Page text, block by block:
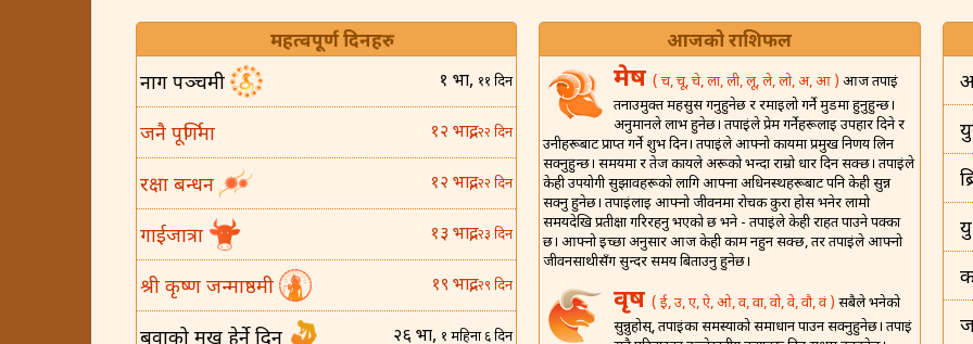
आजको राशिफल
मेष( च, चू, चे, ला, ली, लू, ले, लो, अ, आ )आज तपाईं
तनाउमुक्त महसुस गर्नुहुनेछ र रमाइलो गर्ने मुडमा हुनुहुन्छ।
अनुमानले लाभ हुनेछ। तपाईंले प्रेम गर्नेहरूलाई उपहार दिने र
उनीहरूबाट प्राप्त गर्ने शुभ दिन। तपाईंले आफ्नो कार्यमा प्रमुख निर्णय लिन
सक्नुहुन्छ। समयमा र तेज कार्यले अरूको भन्दा राम्रो धार दिन सक्छ। तपाईंले
केही उपयोगी सुझावहरूको लागि आफ्ना अधिनस्थहरूबाट पनि केही सुन्न
सक्नु हुनेछ। तपाईंलाई आफ्नो जीवनमा रोचक कुरा होस भनेर लामो
समयदेखि प्रतीक्षा गरिरहनु भएको छ भने - तपाईंले केही राहत पाउने पक्का
छ। आफ्नो इच्छा अनुसार आज केही काम नहुन सक्छ, तर तपाईंले आफ्नो
जीवनसाथीसँग सुन्दर समय बिताउनु हुनेछ।
वृष( ई, उ, ए, ऐ, ओ, व, वा, वो, वे, वौ, वं )सबैले भनेको
सुन्नुहोस्, तपाईंका समस्याको समाधान पाउन सक्नुहुनेछ। तपाईं
महत्वपूर्ण दिनहरु
नाग पञ्चमी १ भाद्र, ११ दिन
जनै पूर्णिमा १२ भाद्र,२२ दिन
रक्षा बन्धन १२ भाद्र,२२ दिन
गाईजात्रा १३ भाद्र,२३ दिन
श्री कृष्ण जन्माष्ठमी १९ भाद्र,२९ दिन
२६ भाद्र, १ महिना ६ दिन